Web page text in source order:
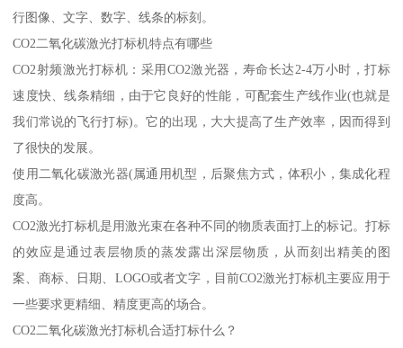
行图像、文字、数字、线条的标刻。
CO2二氧化碳激光打标机特点有哪些
CO2射频激光打标机：采用CO2激光器，寿命长达2-4万小时，打标
速度快、线条精细，由于它良好的性能，可配套生产线作业(也就是
我们常说的飞行打标)。它的出现，大大提高了生产效率，因而得到
了很快的发展。
使用二氧化碳激光器(属通用机型，后聚焦方式，体积小，集成化程
度高。
CO2激光打标机是用激光束在各种不同的物质表面打上的标记。打标
的效应是通过表层物质的蒸发露出深层物质，从而刻出精美的图
案、商标、日期、LOGO或者文字，目前CO2激光打标机主要应用于
一些要求更精细、精度更高的场合。
CO2二氧化碳激光打标机合适打标什么？